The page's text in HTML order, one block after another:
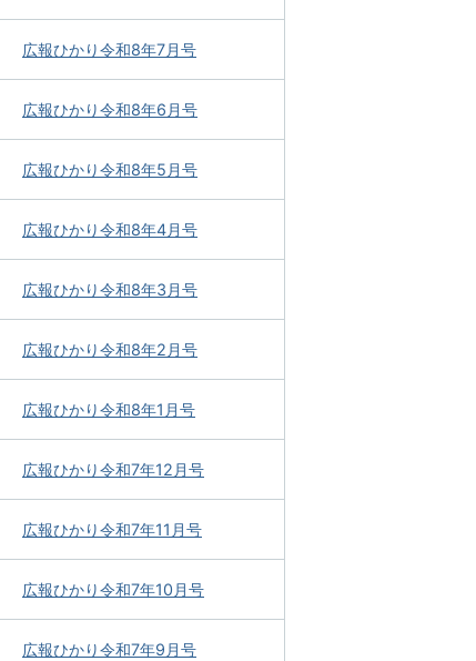
広報ひかり令和8年7月号
広報ひかり令和8年6月号
広報ひかり令和8年5月号
広報ひかり令和8年4月号
広報ひかり令和8年3月号
広報ひかり令和8年2月号
広報ひかり令和8年1月号
広報ひかり令和7年12月号
広報ひかり令和7年11月号
広報ひかり令和7年10月号
広報ひかり令和7年9月号